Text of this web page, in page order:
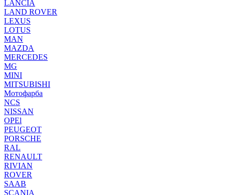
LANCIA
LAND ROVER
LEXUS
LOTUS
MAN
MAZDA
MERCEDES
MG
MINI
MITSUBISHI
Мотофарба
NCS
NISSAN
OPEl
PEUGEOT
PORSCHE
RAL
RENAULT
RIVIAN
ROVER
SAAB
SCANIA